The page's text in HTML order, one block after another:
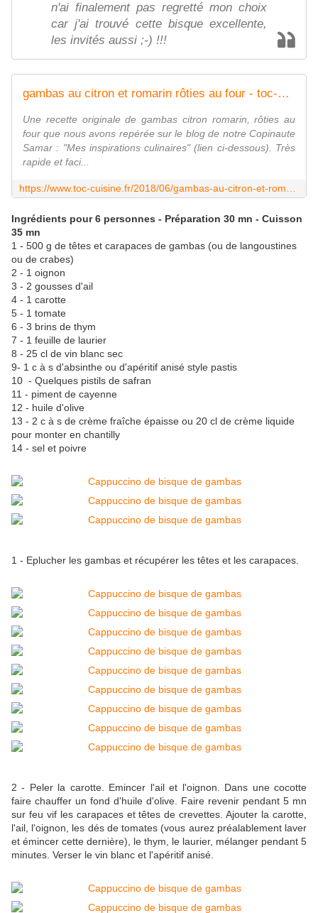
n'ai finalement pas regretté mon choix
car j'ai trouvé cette bisque excellente,
les invités aussi ;-) !!!
gambas au citron et romarin rôties au four - toc-cuisine.fr
Une recette originale de gambas citron romarin, rôties au
four que nous avons repérée sur le blog de notre Copinaute
Samar : "Mes inspirations culinaires" (lien ci-dessous). Très
rapide et faci...
Ingrédients pour 6 personnes - Préparation 30 mn - Cuisson
35 mn
1 - 500 g de têtes et carapaces de gambas (ou de langoustines
ou de crabes)
2 - 1 oignon
3 - 2 gousses d'ail
4 - 1 carotte
5 - 1 tomate
6 - 3 brins de thym
7 - 1 feuille de laurier
8 - 25 cl de vin blanc sec
9- 1 c à s d'absinthe ou d'apéritif anisé style pastis
10 - Quelques pistils de safran
11 - piment de cayenne
12 - huile d'olive
13 - 2 c à s de crème fraîche épaisse ou 20 cl de crème liquide
pour monter en chantilly
14 - sel et poivre
1 - Eplucher les gambas et récupérer les têtes et les carapaces.
2 - Peler la carotte. Emincer l'ail et l'oignon. Dans une cocotte
faire chauffer un fond d'huile d'olive. Faire revenir pendant 5 mn
sur feu vif les carapaces et têtes de crevettes. Ajouter la carotte,
l'ail, l'oignon, les dés de tomates (vous aurez préalablement laver
et émincer cette dernière), le thym, le laurier, mélanger pendant 5
minutes. Verser le vin blanc et l'apéritif anisé.